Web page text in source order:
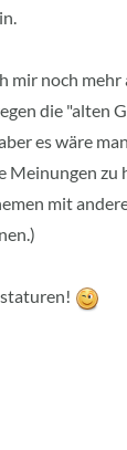
mir noch
die "alten
es wäre
Meinungen zu
mit